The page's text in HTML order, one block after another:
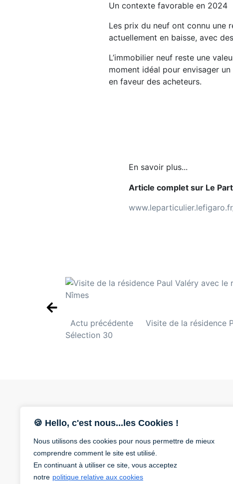
🍪 Hello, c'est nous...les Cookies !
Nous utilisons des cookies pour nous permettre de mieux
comprendre comment le site est utilisé.
En continuant à utiliser ce site, vous acceptez
notre politique relative aux cookies
Un contexte favorable en 2024
Les prix du neuf ont connu une
actuellement en baisse, avec
L’immobilier neuf reste une
moment idéal pour envisager
en faveur des acheteurs.
En savoir plus...
Article complet sur Le
Actu précédente
Visite de la résidence
Sélection 30
04 66 04 19 20
75 rue Tour de l’Evêque